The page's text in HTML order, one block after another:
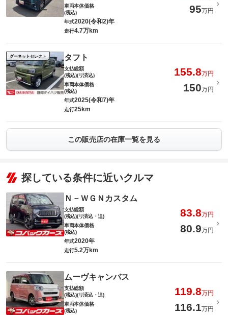
車両本体価格
(税込)
95万円
年式2020(令和2)年
走行4.7万km
グーネットセレクト タフト
支払総額
(税込)(リ済込)
155.8万円
車両本体価格
(税込)
150万円
年式2025(令和7)年
走行25km
この販売店の在庫一覧を見る
探している条件に近いクルマ
Ｎ－ＷＧＮカスタム
支払総額
(税込)(リ済込・追)
83.8万円
車両本体価格
(税込)
80.9万円
年式2020年
走行5.2万km
ムーヴキャンバス
支払総額
(税込)(リ済込・追)
119.8万円
車両本体価格
(税込)
116.1万円